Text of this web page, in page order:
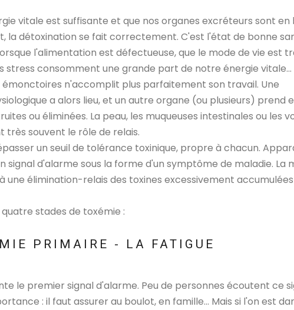
vitale est suffisante et que nos organes excréteurs sont
la détoxination se fait correctement. C'est l'état de bonne
l'alimentation est défectueuse, que le mode de vie est
stress consomment une grande part de notre énergie vitale...
émonctoires n'accomplit plus parfaitement son travail. Une
a alors lieu, et un autre organe (ou plusieurs) prend
ou éliminées. La peau, les muqueuses intestinales ou les
très souvent le rôle de relais.
un seuil de tolérance toxinique, propre à chacun.
signal d'alarme sous la forme d'un symptôme de maladie. La
une élimination-relais des toxines excessivement
stades de toxémie :
PRIMAIRE - LA FATIGUE
le premier signal d'alarme. Peu de personnes écoutent ce
: il faut assurer au boulot, en famille... Mais si l'on est